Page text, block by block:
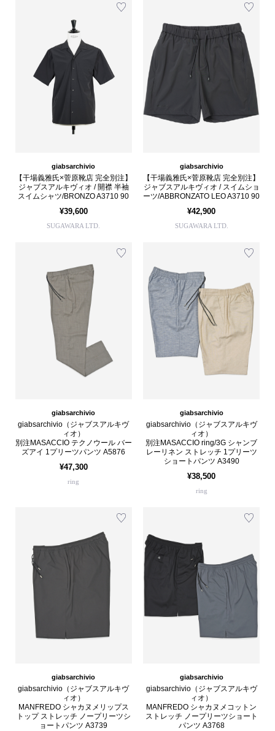
giabsarchivio
【干場義雅氏×菅原靴店 完全別注】
ジャブスアルキヴィオ / 開襟 半袖
スイムシャツ/BRONZO A3710 90
¥39,600
SUGAWARA LTD.
giabsarchivio
【干場義雅氏×菅原靴店 完全別注】
ジャブスアルキヴィオ / スイムショ
ーツ/ABBRONZATO LEO A3710 90
¥42,900
SUGAWARA LTD.
giabsarchivio
giabsarchivio（ジャブスアルキヴ
ィオ）
別注MASACCIO テクノウール バー
ズアイ 1プリーツパンツ A5876
¥47,300
ring
giabsarchivio
giabsarchivio（ジャブスアルキヴ
ィオ）
別注MASACCIO ring/3G シャンブ
レーリネン ストレッチ 1プリーツ
ショートパンツ A3490
¥38,500
ring
giabsarchivio
giabsarchivio（ジャブスアルキヴ
ィオ）
MANFREDO シャカヌメリップス
トップ ストレッチ ノープリーツシ
ョートパンツ A3739
giabsarchivio
giabsarchivio（ジャブスアルキヴ
ィオ）
MANFREDO シャカヌメコットン
ストレッチ ノープリーツショート
パンツ A3768